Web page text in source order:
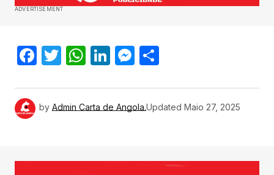
ADVERTISEMENT
Facebook
Twitter
WhatsApp
LinkedIn
Messenger
by Admin Carta de Angola.Updated Maio 27, 2025